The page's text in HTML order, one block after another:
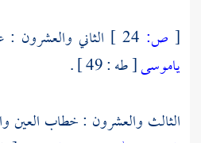
[ ص: الثاني
ياموسى[ طه : 49 ] .
الثالث والعشرون : خطاب العين